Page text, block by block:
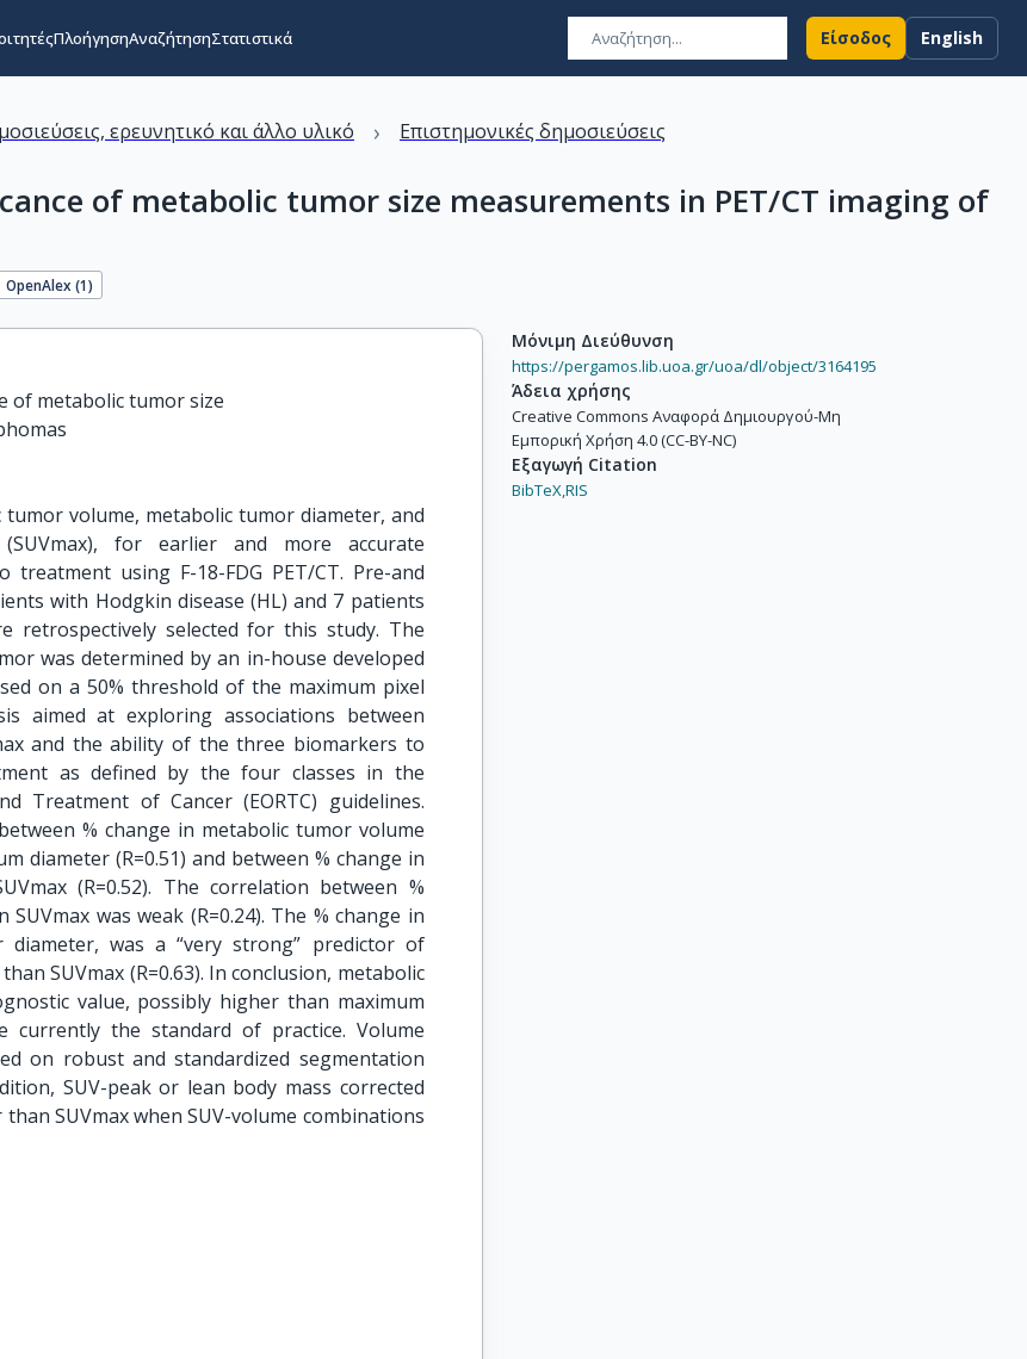
ΠλοήγησηΑναζήτησηΣτατιστικά Είσοδος English
ερευνητικό και άλλο υλικό › Επιστημονικές δημοσιεύσεις
of metabolic tumor size measurements in PET/CT imaging of
OpenAlex (1)
of metabolic tumor size
volume, metabolic tumor diameter, and
for earlier and more accurate
using F-18-FDG PET/CT. Pre-and
with Hodgkin disease (HL) and 7 patients
retrospectively selected for this study. The
was determined by an in-house developed
on a 50% threshold of the maximum pixel
aimed at exploring associations between
and the ability of the three biomarkers to
as defined by the four classes in the
Treatment of Cancer (EORTC) guidelines.
% change in metabolic tumor volume
diameter (R=0.51) and between % change in
(R=0.52). The correlation between %
was weak (R=0.24). The % change in
was a “very strong” predictor of
SUVmax (R=0.63). In conclusion, metabolic
value, possibly higher than maximum
currently the standard of practice. Volume
on robust and standardized segmentation
SUV-peak or lean body mass corrected
SUVmax when SUV-volume combinations
Μόνιμη Διεύθυνση
https://pergamos.lib.uoa.gr/uoa/dl/object/3164195
Άδεια χρήσης
Creative Commons Αναφορά Δημιουργού-Μη
Εμπορική Χρήση 4.0 (CC-BY-NC)
Εξαγωγή Citation
BibTeX,RIS